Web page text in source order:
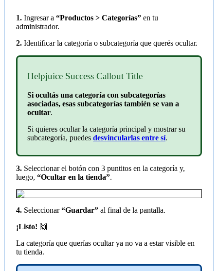
1. Ingresar a “Productos > Categorías” en tu
administrador.
2. Identificar la categoría o subcategoría que querés ocultar.
Helpjuice Success Callout Title
Si ocultás una categoría con subcategorías
asociadas, esas subcategorías también se van a
ocultar.
Si quieres ocultar la categoría principal y mostrar su
subcategoría, puedes desvincularlas entre sí.
3. Seleccionar el botón con 3 puntitos en la categoría y,
luego, “Ocultar en la tienda”.
4. Seleccionar“Guardar” al final de la pantalla.
¡Listo! 🙌
La categoría que querías ocultar ya no va a estar visible en
tu tienda.